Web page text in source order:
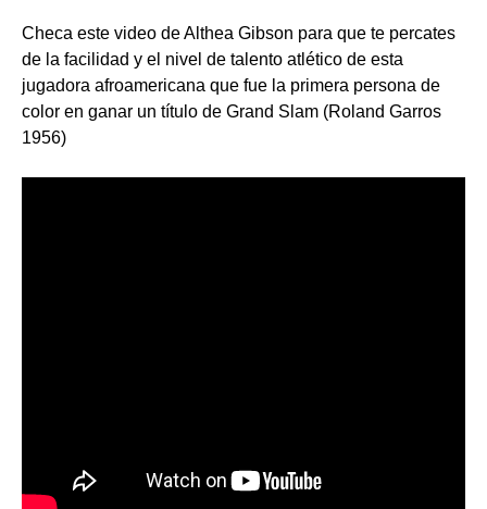
Checa este video de Althea Gibson para que te percates
de la facilidad y el nivel de talento atlético de esta
jugadora afroamericana que fue la primera persona de
color en ganar un título de Grand Slam (Roland Garros
1956)